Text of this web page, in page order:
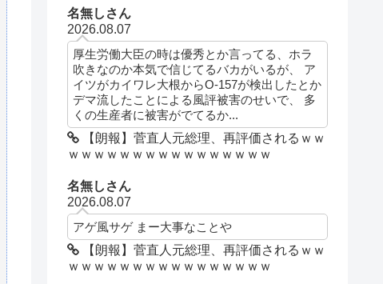
名無しさん
2026.08.07
厚生労働大臣の時は優秀とか言ってる、ホラ
吹きなのか本気で信じてるバカがいるが、 ア
イツがカイワレ大根からO-157が検出したとか
デマ流したことによる風評被害のせいで、 多
くの生産者に被害がでてるか...
【朗報】菅直人元総理、再評価されるｗｗ
ｗｗｗｗｗｗｗｗｗｗｗｗｗｗｗｗ
名無しさん
2026.08.07
アゲ風サゲ まー大事なことや
【朗報】菅直人元総理、再評価されるｗｗ
ｗｗｗｗｗｗｗｗｗｗｗｗｗｗｗｗ